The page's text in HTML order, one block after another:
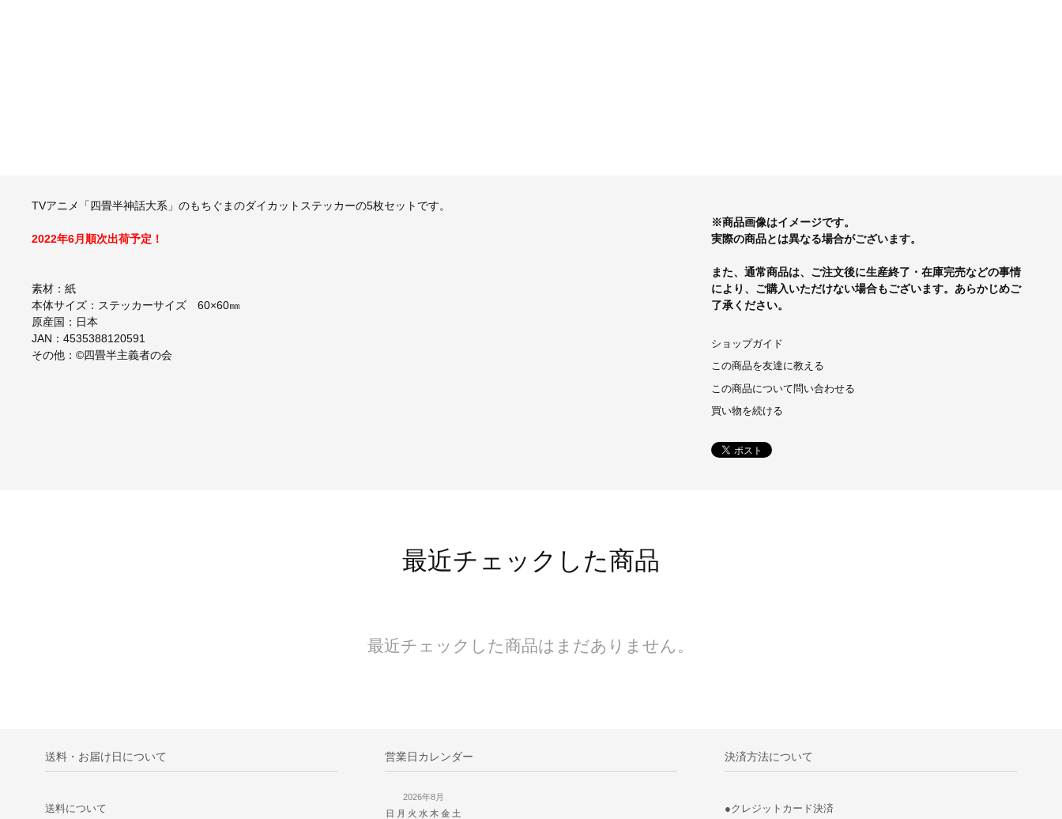
TVアニメ「四畳半神話大系」のもちぐまのダイカットステッカーの5枚セットです。
2022年6月順次出荷予定！
素材：紙
本体サイズ：ステッカーサイズ 60×60㎜
原産国：日本
JAN：4535388120591
その他：©四畳半主義者の会
※商品画像はイメージです。
実際の商品とは異なる場合がございます。
また、通常商品は、ご注文後に生産終了・在庫完売などの事情
により、ご購入いただけない場合もございます。あらかじめご
了承ください。
ショップガイド
この商品を友達に教える
この商品について問い合わせる
買い物を続ける
最近チェックした商品
最近チェックした商品はまだありません。
送料・お届け日について
送料について
営業日カレンダー
2026年8月
日 月 火 水 木 金 土
決済方法について
●クレジットカード決済